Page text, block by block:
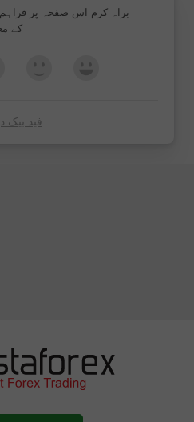
براہ کرم اس صفحہ پر
کے
فید بیک